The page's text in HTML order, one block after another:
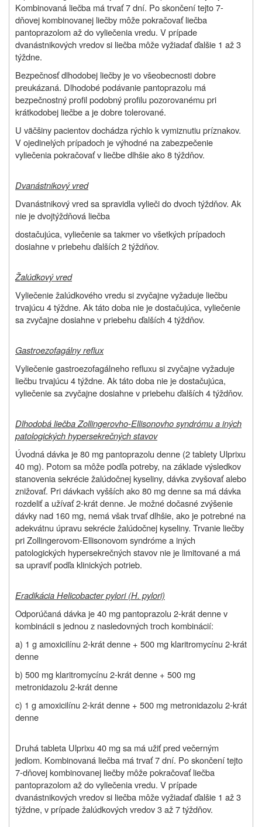
Kombinovaná liečba má trvať 7 dní. Po skončení tejto 7-
dňovej kombinovanej liečby môže pokračovať liečba
pantoprazolom až do vyliečenia vredu. V prípade
dvanástnikových vredov si liečba môže vyžiadať ďalšie 1 až 3
týždne.
Bezpečnosť dlhodobej liečby je vo všeobecnosti dobre
preukázaná. Dlhodobé podávanie pantoprazolu má
bezpečnostný profil podobný profilu pozorovanému pri
krátkodobej liečbe a je dobre tolerované.
U väčšiny pacientov dochádza rýchlo k vymiznutiu príznakov.
V ojedinelých prípadoch je výhodné na zabezpečenie
vyliečenia pokračovať v liečbe dlhšie ako 8 týždňov.
Dvanástnikový vred
Dvanástnikový vred sa spravidla vylieči do dvoch týždňov. Ak
nie je dvojtýždňová liečba
dostačujúca, vyliečenie sa takmer vo všetkých prípadoch
dosiahne v priebehu ďalších 2 týždňov.
Žalúdkový vred
Vyliečenie žalúdkového vredu si zvyčajne vyžaduje liečbu
trvajúcu 4 týždne. Ak táto doba nie je dostačujúca, vyliečenie
sa zvyčajne dosiahne v priebehu ďalších 4 týždňov.
Gastroezofagálny reflux
Vyliečenie gastroezofagálneho refluxu si zvyčajne vyžaduje
liečbu trvajúcu 4 týždne. Ak táto doba nie je dostačujúca,
vyliečenie sa zvyčajne dosiahne v priebehu ďalších 4 týždňov.
Dlhodobá liečba Zollingerovho-Ellisonovho syndrómu a iných
patologických hypersekrečných stavov
Úvodná dávka je 80 mg pantoprazolu denne (2 tablety Ulprixu
40 mg). Potom sa môže podľa potreby, na základe výsledkov
stanovenia sekrécie žalúdočnej kyseliny, dávka zvyšovať alebo
znižovať. Pri dávkach vyšších ako 80 mg denne sa má dávka
rozdeliť a užívať 2-krát denne. Je možné dočasné zvýšenie
dávky nad 160 mg, nemá však trvať dlhšie, ako je potrebné na
adekvátnu úpravu sekrécie žalúdočnej kyseliny. Trvanie liečby
pri Zollingerovom-Ellisonovom syndróme a iných
patologických hypersekrečných stavov nie je limitované a má
sa upraviť podľa klinických potrieb.
Eradikácia Helicobacter pylori (H. pylori)
Odporúčaná dávka je 40 mg pantoprazolu 2-krát denne v
kombinácii s jednou z nasledovných troch kombinácií:
a) 1 g amoxicilínu 2-krát denne + 500 mg klaritromycínu 2-krát
denne
b) 500 mg klaritromycínu 2-krát denne + 500 mg
metronidazolu 2-krát denne
c) 1 g amoxicilínu 2-krát denne + 500 mg metronidazolu 2-krát
denne
Druhá tableta Ulprixu 40 mg sa má užiť pred večerným
jedlom. Kombinovaná liečba má trvať 7 dní. Po skončení tejto
7-dňovej kombinovanej liečby môže pokračovať liečba
pantoprazolom až do vyliečenia vredu. V prípade
dvanástnikových vredov si liečba môže vyžiadať ďalšie 1 až 3
týždne, v prípade žalúdkových vredov 3 až 7 týždňov.